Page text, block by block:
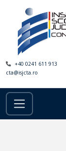
+40 0241 611 913
cta@isjcta.ro